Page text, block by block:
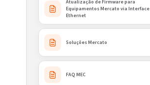
Atualização de Firmware para
Equipamentos Mercato via Interface
Ethernet
Soluções Mercato
FAQ MEC